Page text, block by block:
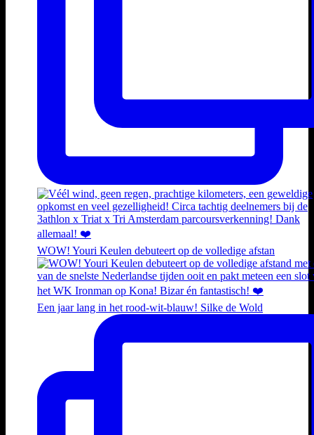
WOW! Youri Keulen debuteert op de volledige afstan
Een jaar lang in het rood-wit-blauw! Silke de Wold